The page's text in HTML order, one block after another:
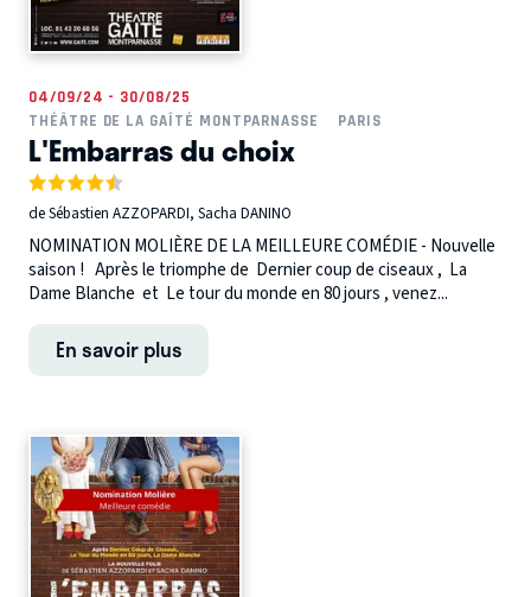
04/09/24 - 30/08/25
THÉÂTRE DE LA GAÎTÉ MONTPARNASSE
PARIS
L'Embarras du choix
de Sébastien AZZOPARDI, Sacha DANINO
NOMINATION MOLIÈRE DE LA MEILLEURE COMÉDIE - Nouvelle
saison ! Après le triomphe de Dernier coup de ciseaux , La
Dame Blanche et Le tour du monde en 80 jours , venez...
En savoir plus